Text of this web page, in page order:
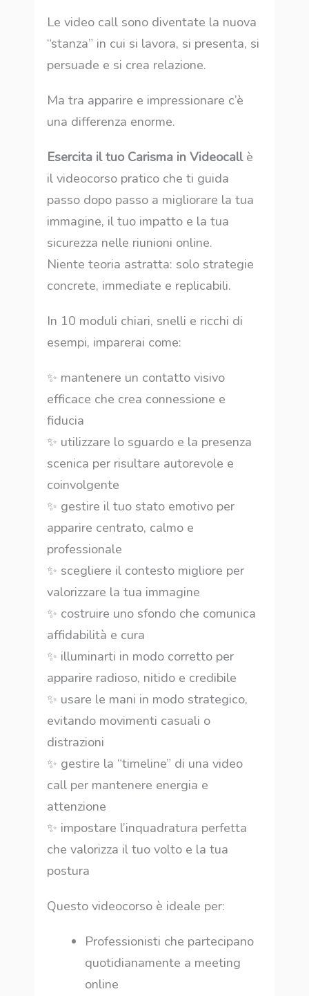
Le video call sono diventate la nuova
“stanza” in cui si lavora, si presenta, si
persuade e si crea relazione.
Ma tra apparire e impressionare c’è
una differenza enorme.
Esercita il tuo Carisma in Videocallè
il videocorso pratico che ti guida
passo dopo passo a migliorare la tua
immagine, il tuo impatto e la tua
sicurezza nelle riunioni online.
Niente teoria astratta: solo strategie
concrete, immediate e replicabili.
In 10 moduli chiari, snelli e ricchi di
esempi, imparerai come:
✨ mantenere un contatto visivo
efficace che crea connessione e
fiducia
✨ utilizzare lo sguardo e la presenza
scenica per risultare autorevole e
coinvolgente
✨ gestire il tuo stato emotivo per
apparire centrato, calmo e
professionale
✨ scegliere il contesto migliore per
valorizzare la tua immagine
✨ costruire uno sfondo che comunica
affidabilità e cura
✨ illuminarti in modo corretto per
apparire radioso, nitido e credibile
✨ usare le mani in modo strategico,
evitando movimenti casuali o
distrazioni
✨ gestire la “timeline” di una video
call per mantenere energia e
attenzione
✨ impostare l’inquadratura perfetta
che valorizza il tuo volto e la tua
postura
Questo videocorso è ideale per:
Professionisti che partecipano
quotidianamente a meeting
online